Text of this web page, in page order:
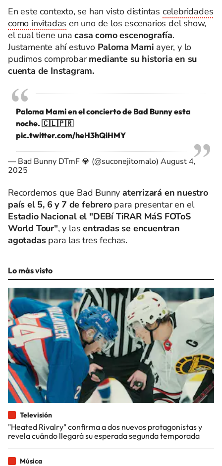
En este contexto, se han visto distintas celebridades
como invitadas en uno de los escenarios del show,
el cual tiene unacasa como escenografía.
Justamente ahí estuvo Paloma Mami ayer, y lo
pudimos comprobarmediante su historia en su
cuenta de Instagram.
Paloma Mami en el concierto de Bad Bunny esta
noche. 🇨🇱🇵🇷
pic.twitter.com/heH3hQiHMY
— Bad Bunny DTmF 💎 (@suconejitomalo) August 4,
2025
Recordemos que Bad Bunny aterrizará en nuestro
país el 5, 6 y 7 de febreropara presentar en el
Estadio Nacional el "DEBí TiRAR MáS FOToS
World Tour", y lasentradas se encuentran
agotadaspara las tres fechas.
Lo más visto
Televisión
"Heated Rivalry" confirma a dos nuevos protagonistas y
revela cuándo llegará su esperada segunda temporada
Música